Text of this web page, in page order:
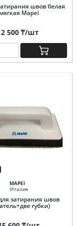
швов белая
мягкая Mapei
2 500 ₸/шт
MAPEI
Италия
затирания швов
губки)